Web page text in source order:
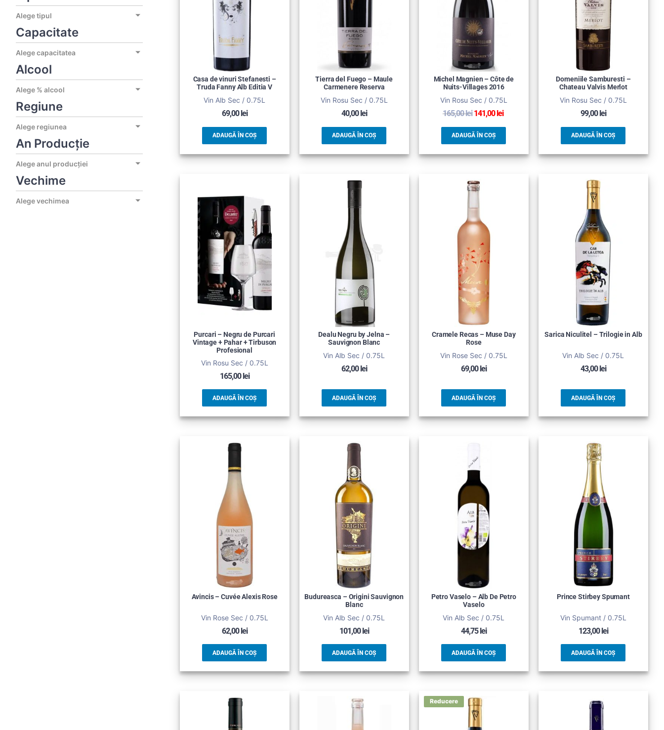
Alege tipul
Capacitate
Alege capacitatea
Alcool
Alege % alcool
Regiune
Alege regiunea
An Producție
Alege anul producției
Vechime
Alege vechimea
Casa de vinuri Stefanesti –
Truda Fanny Alb Editia V
Vin Alb Sec / 0.75L
69,00 lei
ADAUGĂ ÎN COȘ
Tierra del Fuego – Maule
Carmenere Reserva
Vin Rosu Sec / 0.75L
40,00 lei
ADAUGĂ ÎN COȘ
Michel Magnien – Côte de
Nuits-Villages 2016
Vin Rosu Sec / 0.75L
165,00lei 141,00 lei
ADAUGĂ ÎN COȘ
Domeniile Samburesti –
Chateau Valvis Merlot
Vin Rosu Sec / 0.75L
99,00 lei
ADAUGĂ ÎN COȘ
Purcari – Negru de Purcari
Vintage + Pahar + Tirbuson
Profesional
Vin Rosu Sec / 0.75L
165,00lei
ADAUGĂ ÎN COȘ
Dealu Negru by Jelna –
Sauvignon Blanc
Vin Alb Sec / 0.75L
62,00lei
ADAUGĂ ÎN COȘ
Cramele Recas – Muse Day
Rose
Vin Rose Sec / 0.75L
69,00lei
ADAUGĂ ÎN COȘ
Sarica Niculitel – Trilogie in Alb
Vin Alb Sec / 0.75L
43,00lei
ADAUGĂ ÎN COȘ
Avincis – Cuvée Alexis Rose
Vin Rose Sec / 0.75L
62,00lei
ADAUGĂ ÎN COȘ
Budureasca – Origini Sauvignon
Blanc
Vin Alb Sec / 0.75L
101,00lei
ADAUGĂ ÎN COȘ
Petro Vaselo – Alb De Petro
Vaselo
Vin Alb Sec / 0.75L
44,75lei
ADAUGĂ ÎN COȘ
Prince Stirbey Spumant
Vin Spumant / 0.75L
123,00lei
ADAUGĂ ÎN COȘ